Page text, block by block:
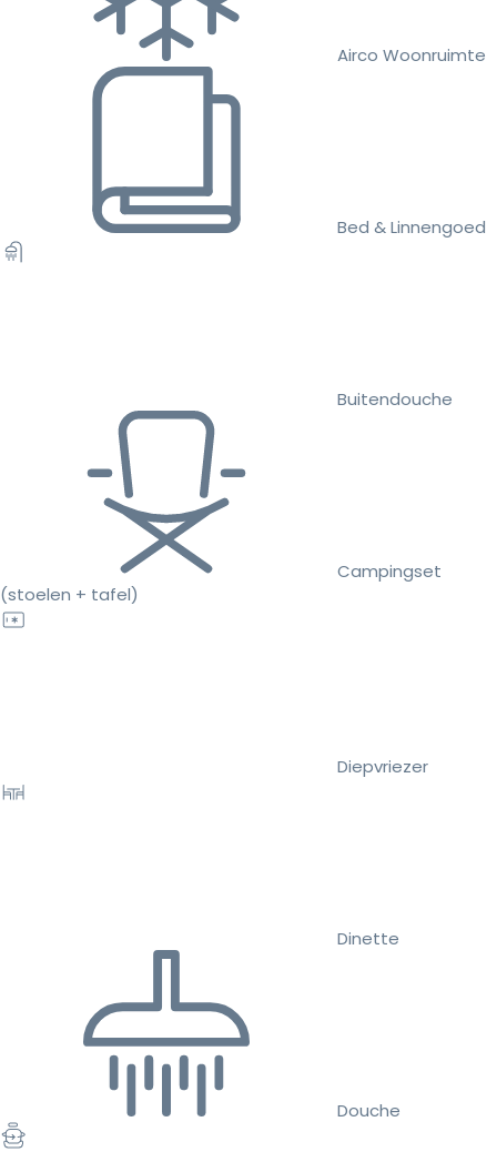
Airco Woonruimte
Bed & Linnengoed
Buitendouche
Campingset
(stoelen + tafel)
Diepvriezer
Dinette
Douche